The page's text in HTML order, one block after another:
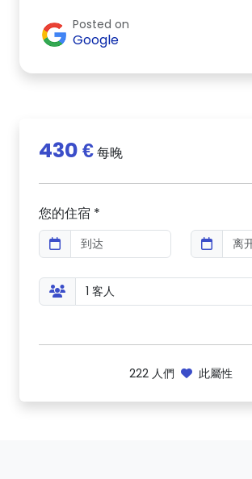
Posted on
Google
430 €每晚
您的住宿 *
222 人們 此屬性